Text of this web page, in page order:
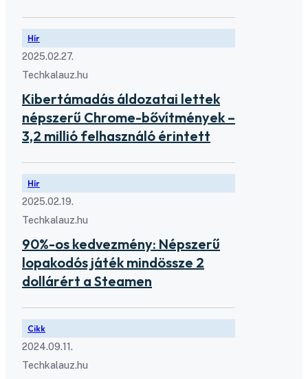
Hír
2025.02.27.
Techkalauz.hu
Kibertámadás áldozatai lettek
népszerű Chrome-bővítmények –
3,2 millió felhasználó érintett
Hír
2025.02.19.
Techkalauz.hu
90%-os kedvezmény: Népszerű
lopakodós játék mindössze 2
dollárért a Steamen
Cikk
2024.09.11.
Techkalauz.hu